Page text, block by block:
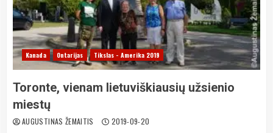
Kanada Ontarijas Tikslas - Amerika 2019
Toronte, vienam lietuviškiausių užsienio
miestų
AUGUSTINAS ŽEMAITIS 2019-09-20